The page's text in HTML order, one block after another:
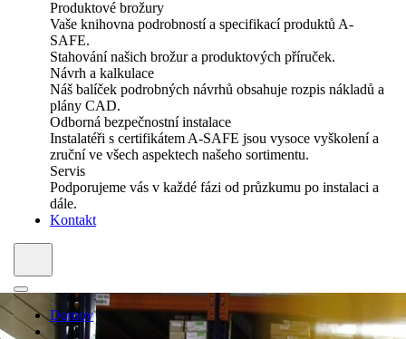
Produktové brožury
Vaše knihovna podrobností a specifikací produktů A-
SAFE.
Stahování našich brožur a produktových příruček.
Návrh a kalkulace
Náš balíček podrobných návrhů obsahuje rozpis nákladů a
plány CAD.
Odborná bezpečnostní instalace
Instalatéři s certifikátem A-SAFE jsou vysoce vyškolení a
zruční ve všech aspektech našeho sortimentu.
Servis
Podporujeme vás v každé fázi od průzkumu po instalaci a
dále.
Kontakt
Domov